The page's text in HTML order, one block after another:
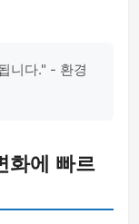
니다." - 환경
화에 빠르